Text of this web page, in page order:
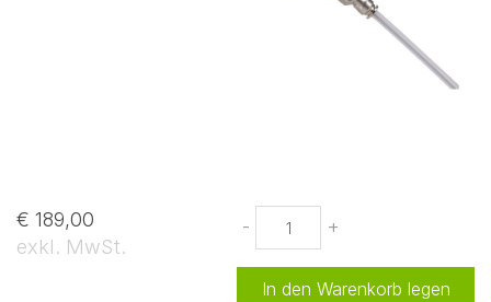
€ 189,00
exkl. MwSt.
- +
In den Warenkorb legen